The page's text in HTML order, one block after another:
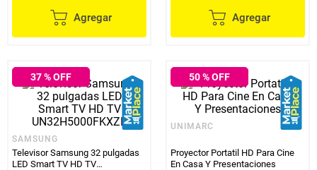
Agregar Agregar
37% OFF
SAMSUNG
Televisor Samsung 32 pulgadas
LED Smart TV HD TV
50% OFF
UNIMARC
Proyector Portatil HD Para Cine
En Casa Y Presentaciones